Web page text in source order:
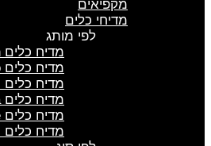
מקפיאים
מדיחי כלים
לפי מותג
מדיח כלים Bosch
מדיח כלים beko
מדיח כלים Delonghi
מדיח כלים Midea
מדיח כלים Miele
מדיח כלים Siemens